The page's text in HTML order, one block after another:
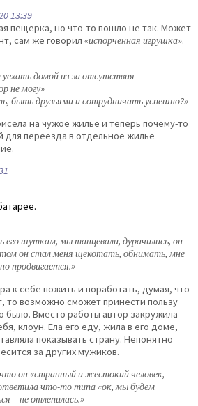
13:39
пещерка, но что-то пошло не так. Может
сам же говорил «испорченная игрушка».
домой из-за отсутствия
не могу»
быть друзьями и сотрудничать успешно?»
на чужое жилье и теперь почему-то
для переезда в отдельное жилье
его шуткам, мы танцевали, дурачились, он
он стал меня щекотать, обнимать, мне
продвигается.»
к себе пожить и поработать, думая, что
то возможно сможет принести пользу
было. Вместо работы автор закружила
клоун. Ела его еду, жила в его доме,
показывать страну. Непонятно
за других мужиков.
что он «странный и жестокий человек,
что-то типа «ок, мы будем
– не отлепилась.»